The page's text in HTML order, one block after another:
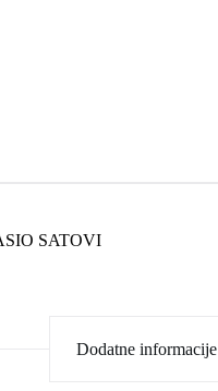
SATOVI
Dodatne informacije